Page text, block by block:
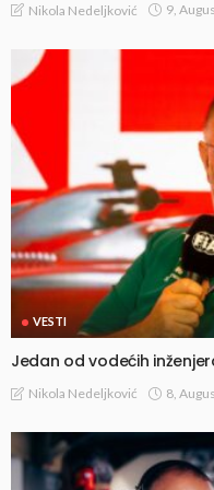
Nikola Nedeljković 9,
VESTI
Jedan od vodećih
Nikola Nedeljković 8,